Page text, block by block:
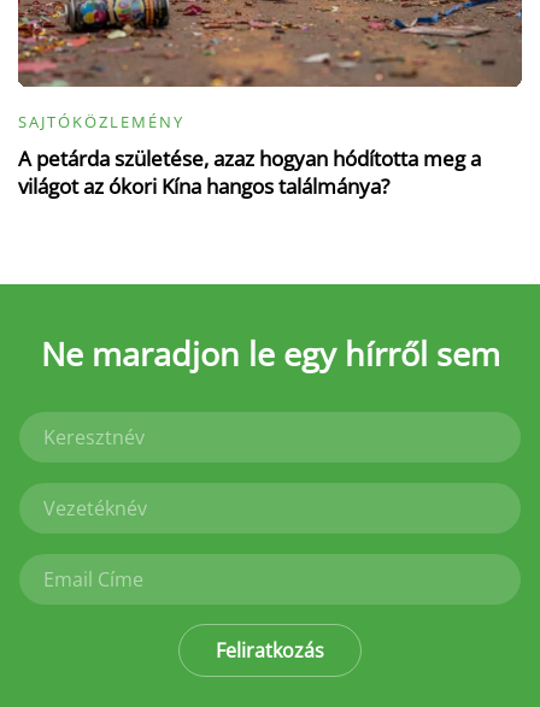
SAJTÓKÖZLEMÉNY
A petárda születése, azaz hogyan hódította meg a
világot az ókori Kína hangos találmánya?
Ne maradjon le egy hírről sem
Feliratkozás